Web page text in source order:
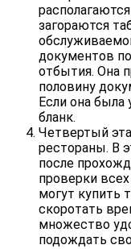
загораются
документов
отбытия. Она
половину
Если она была
бланк.
Четвертый
рестораны. В
после
проверки
могут купить
скоротать
множество
подождать